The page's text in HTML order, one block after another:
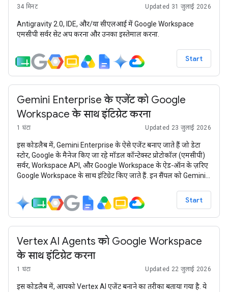
34 मिनट Updated 31 जुलाई 2026
Antigravity 2.0, IDE, और/या सीएलआई में Google Workspace
एमसीपी सर्वर सेट अप करना और उनका इस्तेमाल करना.
Start
Gemini Enterprise के एजेंट को Google
Workspace के साथ इंटिग्रेट करना
1 घंटा Updated 23 जुलाई 2026
इस कोडलैब में, Gemini Enterprise के ऐसे एजेंट बनाए जाते हैं जो डेटा
स्टोर, Google के मैनेज किए जा रहे मॉडल कॉन्टेक्स्ट प्रोटोकॉल (एमसीपी)
सर्वर, Workspace API, और Google Workspace के ऐड-ऑन के ज़रिए
Google Workspace के साथ इंटिग्रेट किए जाते हैं. इन सैंपल को Gemini
कहा जाता था), Agent Development Kit (ADK), और Google Cloud
का इस्तेमाल करके बनाया गया है.
Start
Vertex AI Agents को Google Workspace
के साथ इंटिग्रेट करना
1 घंटा Updated 22 जुलाई 2026
इस कोडलैब में, आपको Vertex AI एजेंट बनाने का तरीका बताया गया है. ये